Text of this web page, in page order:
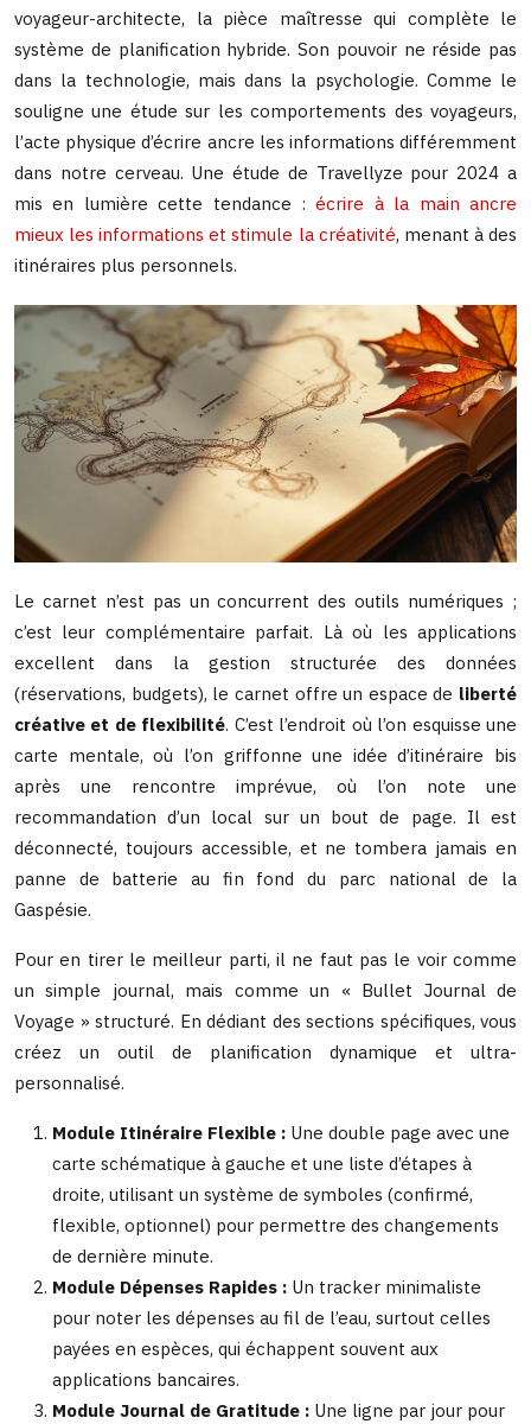
voyageur-architecte, la pièce maîtresse qui complète le
système de planification hybride. Son pouvoir ne réside pas
dans la technologie, mais dans la psychologie. Comme le
souligne une étude sur les comportements des voyageurs,
l’acte physique d’écrire ancre les informations différemment
dans notre cerveau. Une étude de Travellyze pour 2024 a
mis en lumière cette tendance :écrire à la main ancre
mieux les informations et stimule la créativité, menant à des
itinéraires plus personnels.
Le carnet n’est pas un concurrent des outils numériques ;
c’est leur complémentaire parfait. Là où les applications
excellent dans la gestion structurée des données
(réservations, budgets), le carnet offre un espace de liberté
créative et de flexibilité. C’est l’endroit où l’on esquisse une
carte mentale, où l’on griffonne une idée d’itinéraire bis
après une rencontre imprévue, où l’on note une
recommandation d’un local sur un bout de page. Il est
déconnecté, toujours accessible, et ne tombera jamais en
panne de batterie au fin fond du parc national de la
Gaspésie.
Pour en tirer le meilleur parti, il ne faut pas le voir comme
un simple journal, mais comme un « Bullet Journal de
Voyage » structuré. En dédiant des sections spécifiques, vous
créez un outil de planification dynamique et ultra-
personnalisé.
Module Itinéraire Flexible : Une double page avec une
carte schématique à gauche et une liste d’étapes à
droite, utilisant un système de symboles (confirmé,
flexible, optionnel) pour permettre des changements
de dernière minute.
Module Dépenses Rapides : Un tracker minimaliste
pour noter les dépenses au fil de l’eau, surtout celles
payées en espèces, qui échappent souvent aux
applications bancaires.
Module Journal de Gratitude : Une ligne par jour pour